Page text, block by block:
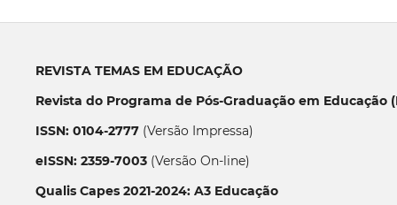
REVISTA TEMAS EM EDUCAÇÃO
Revista do Programa de Pós-Graduação em Educação
ISSN: 0104-2777(Versão Impressa)
eISSN: 2359-7003(Versão On-line)
Qualis Capes 2021-2024: A3 Educação